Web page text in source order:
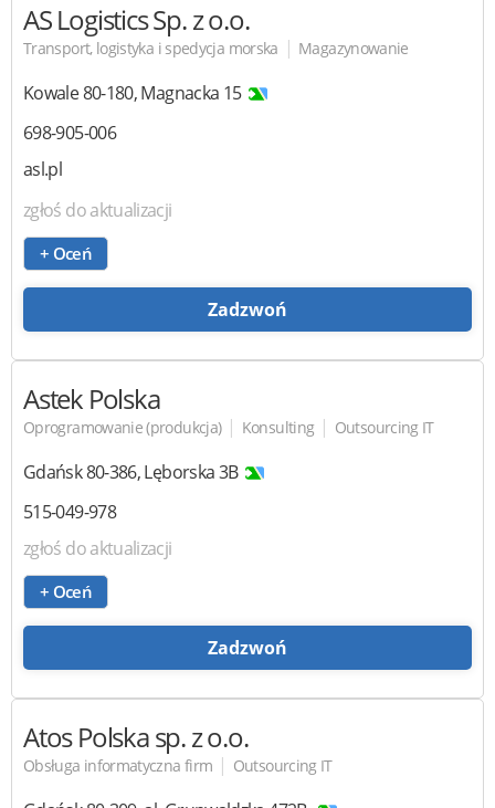
AS LogisticsSp. z o.o.
Transport, logistyka i spedycja morska | Magazynowanie
Kowale80-180,Magnacka 15
698-905-006
asl.pl
zgłoś do aktualizacji
+ Oceń
Zadzwoń
Astek Polska
Oprogramowanie (produkcja) | Konsulting | Outsourcing IT
Gdańsk80-386,Lęborska 3B
515-049-978
zgłoś do aktualizacji
+ Oceń
Zadzwoń
Atos Polskasp. z o.o.
Obsługa informatyczna firm | Outsourcing IT